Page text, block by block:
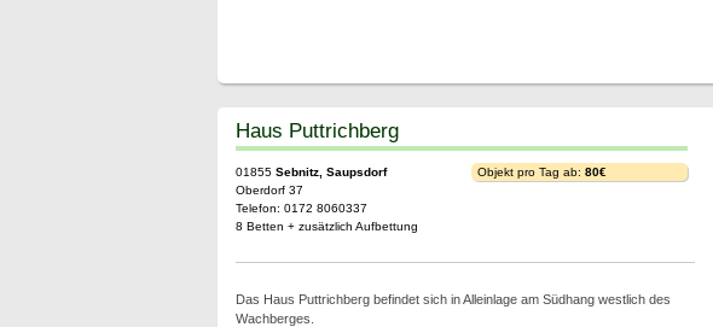
Haus Puttrichberg
01855 Sebnitz, Saupsdorf
Oberdorf 37
Telefon: 0172 8060337
8 Betten + zusätzlich Aufbettung
Objekt pro Tag ab: 80€
Das Haus Puttrichberg befindet sich in Alleinlage am Südhang westlich des
Wachberges.